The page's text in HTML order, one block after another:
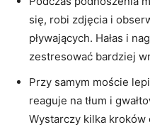
się, robi zdjęcia i
pływających. Hałas i
zestresować bardziej
Przy samym moście
reaguje na tłum i
Wystarczy kilka kroków